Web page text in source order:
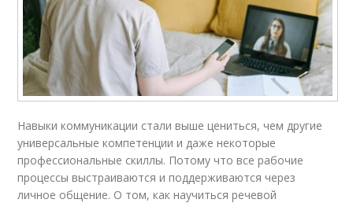
Навыки коммуникации стали выше цениться, чем другие
универсальные компетенции и даже некоторые
профессиональные скиллы. Потому что все рабочие
процессы выстраиваются и поддерживаются через
личное общение. О том, как научиться речевой